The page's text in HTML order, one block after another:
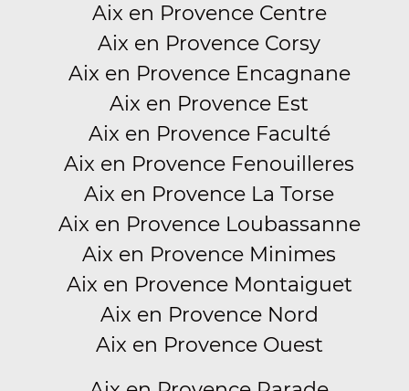
Aix en Provence Centre
Aix en Provence Corsy
Aix en Provence Encagnane
Aix en Provence Est
Aix en Provence Faculté
Aix en Provence Fenouilleres
Aix en Provence La Torse
Aix en Provence Loubassanne
Aix en Provence Minimes
Aix en Provence Montaiguet
Aix en Provence Nord
Aix en Provence Ouest